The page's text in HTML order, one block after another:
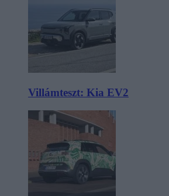
Villámteszt: Kia EV2